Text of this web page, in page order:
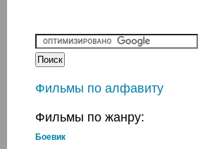
Фильмы по алфавиту
Фильмы по жанру:
Боевик